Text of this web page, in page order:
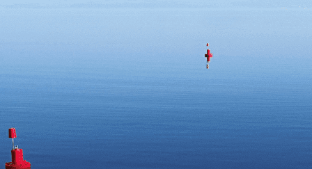
Exporter uniquement les colonnes affichées
Actualités